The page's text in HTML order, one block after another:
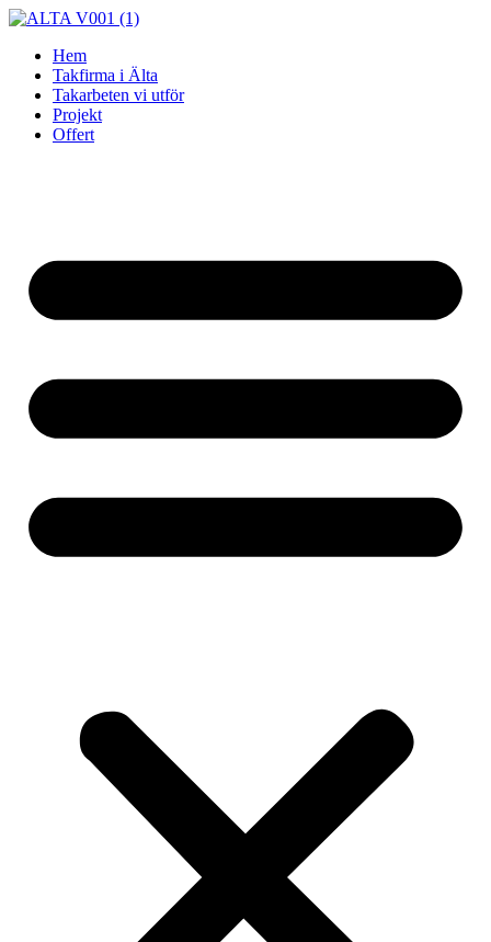
Skip
contentHem
Takfirma i Älta
Takarbeten vi utför
Projekt
Offert